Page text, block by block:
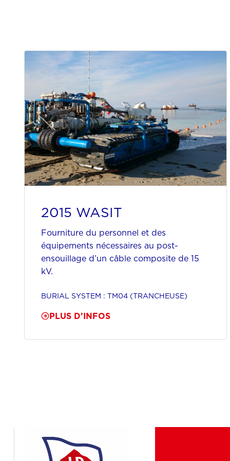
2015 WASIT
Fourniture du personnel et des
équipements nécessaires au post-
ensouillage d’un câble composite de 15
kV.
BURIAL SYSTEM : TM04 (TRANCHEUSE)
PLUS D’INFOS